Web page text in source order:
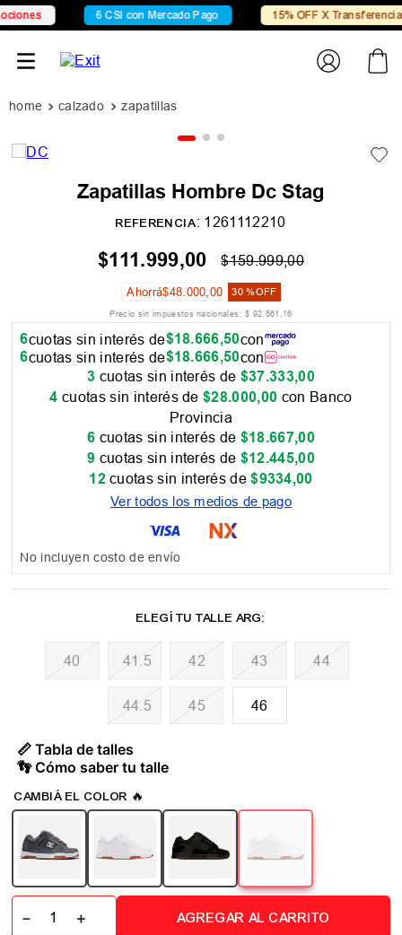
6 CSI con Mercado Pago 15% OFF X Transferencia
calzado zapatillas
Zapatillas Hombre Dc Stag
REFERENCIA: 1261112210
$111.999,00 $159.999,00
Ahorrá$48.000,00 30 %OFF
Precio sin impuestos nacionales: $ 92.561,16
6cuotas sin interés de$18.666,50con
6cuotas sin interés de$18.666,50con
3 cuotas sin interés de $37.333,00
4 cuotas sin interés de$28.000,00 con Banco
Provincia
6 cuotas sin interés de $18.667,00
9 cuotas sin interés de $12.445,00
12 cuotas sin interés de$9334,00
Ver todos los medios de pago
No incluyen costo de envío
40 41.5 42 43 44
44.5 45 46
📏 Tabla de talles
👣 Cómo saber tu talle
＋
－ AGREGAR AL CARRITO